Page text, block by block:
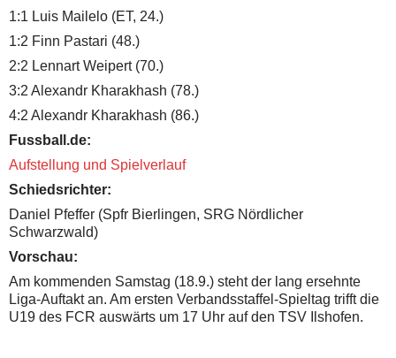
1:1 Luis Mailelo (ET, 24.)
1:2 Finn Pastari (48.)
2:2 Lennart Weipert (70.)
3:2 Alexandr Kharakhash (78.)
4:2 Alexandr Kharakhash (86.)
Fussball.de:
Aufstellung und Spielverlauf
Schiedsrichter:
Daniel Pfeffer (Spfr Bierlingen, SRG Nördlicher
Schwarzwald)
Vorschau:
Am kommenden Samstag (18.9.) steht der lang ersehnte
Liga-Auftakt an. Am ersten Verbandsstaffel-Spieltag trifft die
U19 des FCR auswärts um 17 Uhr auf den TSV Ilshofen.